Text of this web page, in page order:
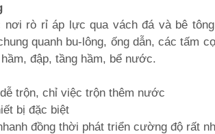
rò rỉ áp lực qua vách đá và bê
quanh bu-lông, ống dẫn, các tấm
đập, tầng hầm, bể nước.
trộn, chỉ việc trộn thêm nước
bị đặc biệt
đồng thời phát triển cường độ rất